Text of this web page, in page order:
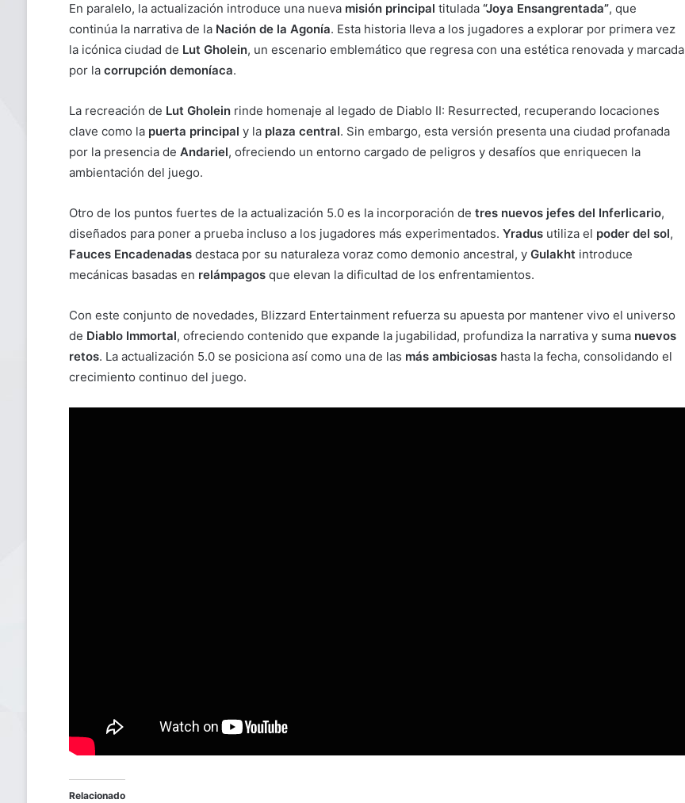
En paralelo, la actualización introduce una nueva misión principal titulada “Joya Ensangrentada”, que
continúa la narrativa de la Nación de la Agonía. Esta historia lleva a los jugadores a explorar por primera vez
la icónica ciudad de Lut Gholein, un escenario emblemático que regresa con una estética renovada y marcada
por la corrupción demoníaca.
La recreación de Lut Gholeinrinde homenaje al legado de Diablo II: Resurrected, recuperando locaciones
clave como la puerta principal y la plaza central. Sin embargo, esta versión presenta una ciudad profanada
por la presencia de Andariel, ofreciendo un entorno cargado de peligros y desafíos que enriquecen la
ambientación del juego.
Otro de los puntos fuertes de la actualización 5.0 es la incorporación de tres nuevos jefes del Inferlicario,
diseñados para poner a prueba incluso a los jugadores más experimentados. Yradusutiliza el poder del sol,
Fauces Encadenadasdestaca por su naturaleza voraz como demonio ancestral, y Gulakhtintroduce
mecánicas basadas en relámpagosque elevan la dificultad de los enfrentamientos.
Con este conjunto de novedades, Blizzard Entertainment refuerza su apuesta por mantener vivo el universo
de Diablo Immortal, ofreciendo contenido que expande la jugabilidad, profundiza la narrativa y suma nuevos
retos. La actualización 5.0 se posiciona así como una de las más ambiciosashasta la fecha, consolidando el
crecimiento continuo del juego.
Relacionado